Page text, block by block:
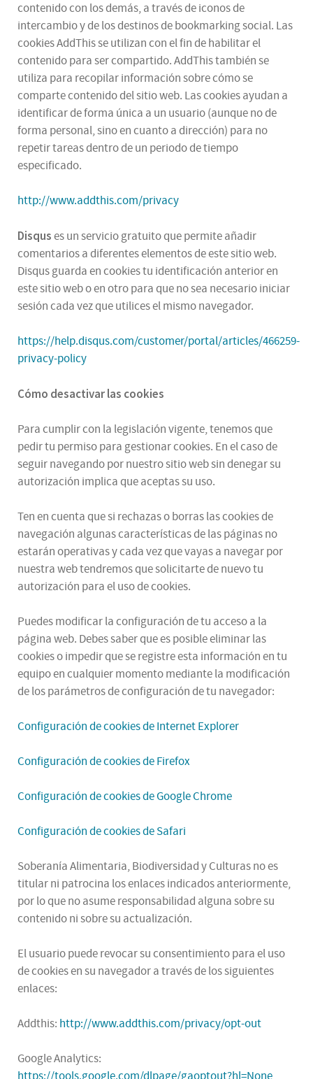
contenido con los demás, a través de iconos de
intercambio y de los destinos de bookmarking social. Las
cookies AddThis se utilizan con el fin de habilitar el
contenido para ser compartido. AddThis también se
utiliza para recopilar información sobre cómo se
comparte contenido del sitio web. Las cookies ayudan a
identificar de forma única a un usuario (aunque no de
forma personal, sino en cuanto a dirección) para no
repetir tareas dentro de un periodo de tiempo
especificado.
http://www.addthis.com/privacy
Disquses un servicio gratuito que permite añadir
comentarios a diferentes elementos de este sitio web.
Disqus guarda en cookies tu identificación anterior en
este sitio web o en otro para que no sea necesario iniciar
sesión cada vez que utilices el mismo navegador.
https://help.disqus.com/customer/portal/articles/466259-
privacy-policy
Cómo desactivar las cookies
Para cumplir con la legislación vigente, tenemos que
pedir tu permiso para gestionar cookies. En el caso de
seguir navegando por nuestro sitio web sin denegar su
autorización implica que aceptas su uso.
Ten en cuenta que si rechazas o borras las cookies de
navegación algunas características de las páginas no
estarán operativas y cada vez que vayas a navegar por
nuestra web tendremos que solicitarte de nuevo tu
autorización para el uso de cookies.
Puedes modificar la configuración de tu acceso a la
página web. Debes saber que es posible eliminar las
cookies o impedir que se registre esta información en tu
equipo en cualquier momento mediante la modificación
de los parámetros de configuración de tu navegador:
Configuración de cookies de Internet Explorer
Configuración de cookies de Firefox
Configuración de cookies de Google Chrome
Configuración de cookies de Safari
Soberanía Alimentaria, Biodiversidad y Culturas no es
titular ni patrocina los enlaces indicados anteriormente,
por lo que no asume responsabilidad alguna sobre su
contenido ni sobre su actualización.
El usuario puede revocar su consentimiento para el uso
de cookies en su navegador a través de los siguientes
enlaces:
Addthis: http://www.addthis.com/privacy/opt-out
Google Analytics: